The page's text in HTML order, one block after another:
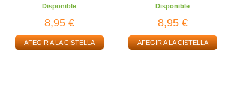
Disponible
8,95 €
AFEGIR A LA CISTELLA
Disponible
8,95 €
AFEGIR A LA CISTELLA